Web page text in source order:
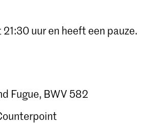
uur en heeft een pauze.
Fugue, BWV 582